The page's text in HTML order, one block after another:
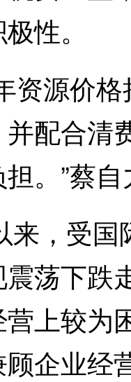
性。
源价格
配合清
。”蔡
，受国
荡下跌
上较为
企业经